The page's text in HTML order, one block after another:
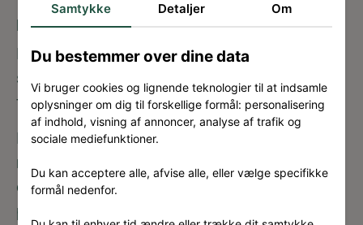
Bedømmelsesudvalg nedsat
Der er nedsat et bedømmelsesudvalg, som
skal vurdere tilbudsmaterialet fra de
forskellige konsortier.
Bedømmelsesudvalget er sammensat af
repræsentanter fra Styregruppen for Børne-
og Ungeuniverset, repræsentanter fra de
politiske udvalg, skole- og
Samtykke Detaljer Om
Du bestemmer over dine data
Vi bruger cookies og lignende teknologier til at indsamle
oplysninger om dig til forskellige formål: personalisering
af indhold, visning af annoncer, analyse af trafik og
sociale mediefunktioner.
Du kan acceptere alle, afvise alle, eller vælge specifikke
formål nedenfor.